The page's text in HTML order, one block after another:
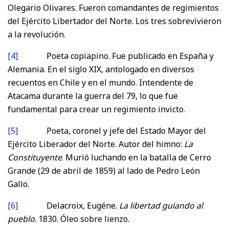
Olegario Olivares. Fueron comandantes de regimientos
del Ejército Libertador del Norte. Los tres sobrevivieron
a la revolución.
[4] Poeta copiapino. Fue publicado en España y
Alemania. En el siglo XIX, antologado en diversos
recuentos en Chile y en el mundo. Intendente de
Atacama durante la guerra del 79, lo que fue
fundamental para crear un regimiento invicto.
[5] Poeta, coronel y jefe del Estado Mayor del
Ejército Liberador del Norte. Autor del himno: La
Constituyente. Murió luchando en la batalla de Cerro
Grande (29 de abril de 1859) al lado de Pedro León
Gallo.
[6] Delacroix, Eugéne. La libertad guiando al
pueblo. 1830. Óleo sobre lienzo.